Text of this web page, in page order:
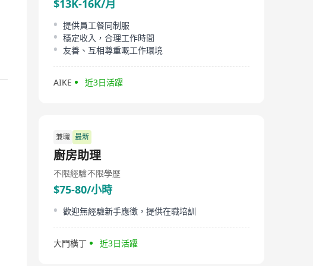
$13K-16K/月
提供員工餐同制服
穩定收入，合理工作時間
友善、互相尊重嘅工作環境
AIKE 近3日活躍
兼職 最新
廚房助理
不限經驗不限學歷
$75-80/小時
歡迎無經驗新手應徵，提供在職培訓
大門橫丁 近3日活躍